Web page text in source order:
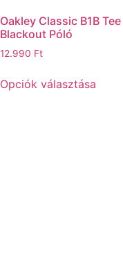
Oakley Classic B1B Tee
Blackout Póló
12.990 Ft
Opciók választása